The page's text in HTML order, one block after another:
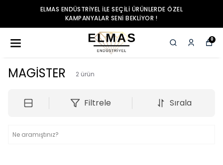
ELMAS ENDÜSTRIYEL ILE SEÇILI ÜRÜNLERDE ÖZEL
KAMPANYALAR SENI BEKLIYOR !
0
MAGİSTER 2 ürün
Filtrele Sırala